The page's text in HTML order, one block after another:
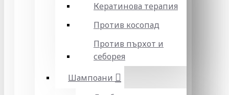
Кератинова терапия
Против косопад
Против пърхот и
себорея
Шампоани